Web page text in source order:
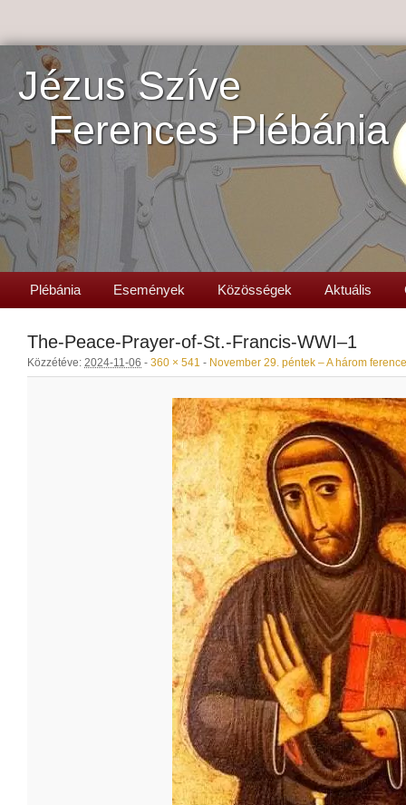
Jézus Szíve
Ferences Plébánia
Plébánia Események Közösségek Aktuális
The-Peace-Prayer-of-St.-Francis-WWI–1
Közzétéve: 2024-11-06 - 360 × 541 - November 29. péntek – A három